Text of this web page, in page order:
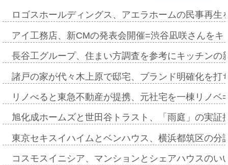
ロゴスホールディングス、アエラホームの民事再
アイ工務店、新CMの発表会開催=渋谷凪咲さんを
長谷工グループ、住まい方調査を参考にキッチン
諸戸の家が代々木上原で邸宅、ブランド明確化を
リノべると東急不動産が提携、元社宅を一棟リノ
旭化成ホームズと世田谷トラスト、「雨庭」の実
東京セキスイハイムとベンハウス、横浜都筑区の
コスモスイニシア、マンションとシェアハウスの